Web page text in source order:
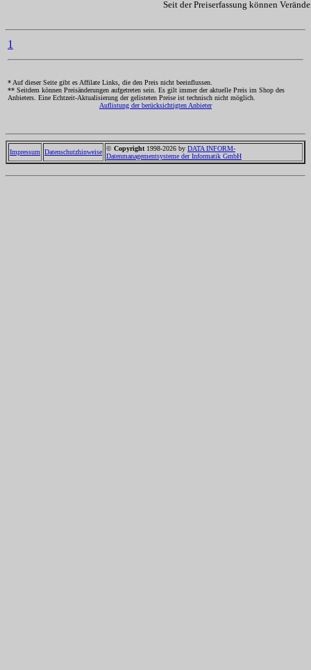
Seit der Preiserfassung können
1
* Auf dieser Seite gibt es Affilate Links, die den Preis nicht beeinflussen.
** Seitdem können Preisänderungen aufgetreten sein. Es gilt immer der aktuelle Preis im Shop des
Anbieters. Eine Echtzeit-Aktualisierung der gelisteten Preise ist technisch nicht möglich.
Auflistung der berücksichtigten Anbieter
Impressum Datenschutzhinweise © Copyright 1998-2026 by DATA INFORM-
Datenmanagementsysteme der Informatik GmbH